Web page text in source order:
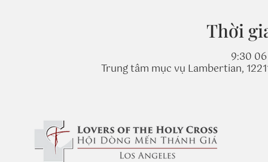
Thời
9:30
Trung tâm mục vụ Lambertian,